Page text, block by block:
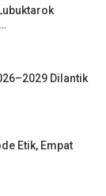
Dilantik
Etik, Empat